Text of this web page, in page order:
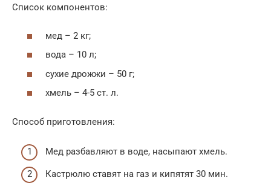
Список компонентов:
мед – 2 кг;
вода – 10 л;
сухие дрожжи – 50 г;
хмель – 4-5 ст. л.
Способ приготовления:
Мед разбавляют в воде, насыпают хмель.
Кастрюлю ставят на газ и кипятят 30 мин.